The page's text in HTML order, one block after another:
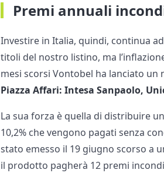
Premi annuali
Investire in Italia, quindi, continua
titoli del nostro listino, ma
mesi scorsi Vontobel ha lanciato
Piazza Affari: Intesa Sanpaolo,
La sua forza è quella di distribuire
10,2% che vengono pagati senza
stato emesso il 19 giugno scorso a
il prodotto pagherà 12 premi